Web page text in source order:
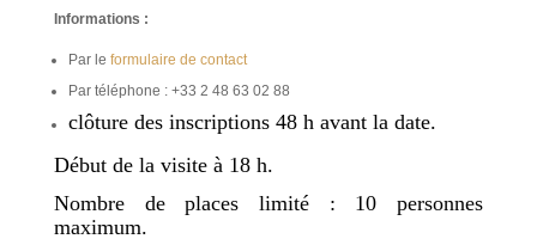
Informations :
Par le formulaire de contact
Par téléphone : +33 2 48 63 02 88
clôture des inscriptions 48 h avant la date.
Début de la visite à 18 h.
Nombre de places limité : 10 personnes
maximum.